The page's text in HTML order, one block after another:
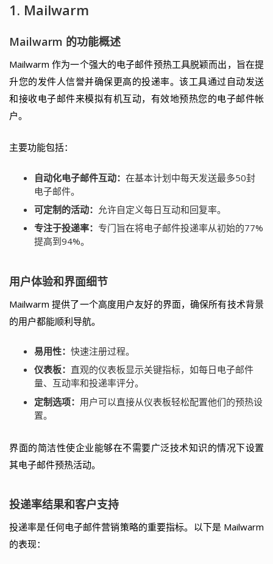
1. Mailwarm
Mailwarm 的功能概述
Mailwarm 作为一个强大的电子邮件预热工具脱颖而出，旨在提
升您的发件人信誉并确保更高的投递率。该工具通过自动发送
和接收电子邮件来模拟有机互动，有效地预热您的电子邮件帐
户。
主要功能包括：
自动化电子邮件互动： 在基本计划中每天发送最多50封
电子邮件。
可定制的活动： 允许自定义每日互动和回复率。
专注于投递率： 专门旨在将电子邮件投递率从初始的77%
提高到94%。
用户体验和界面细节
Mailwarm 提供了一个高度用户友好的界面，确保所有技术背景
的用户都能顺利导航。
易用性： 快速注册过程。
仪表板： 直观的仪表板显示关键指标，如每日电子邮件
量、互动率和投递率评分。
定制选项： 用户可以直接从仪表板轻松配置他们的预热设
置。
界面的简洁性使企业能够在不需要广泛技术知识的情况下设置
其电子邮件预热活动。
投递率结果和客户支持
投递率是任何电子邮件营销策略的重要指标。以下是 Mailwarm
的表现：